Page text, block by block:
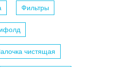
Фильтры
чистящая